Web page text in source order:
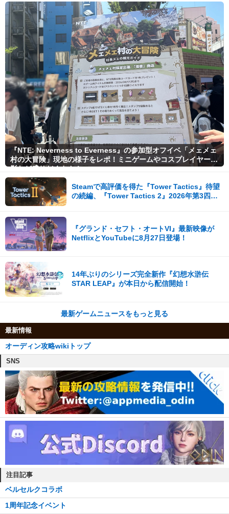
『NTE: Neverness to Everness』の参加型オフイベ「メェメェ
村の大冒険」現地の様子をレポ！ミニゲームやコスプレイヤー撮
影など盛りだくさん！
Steamで高評価を得た『Tower Tactics』待望
の続編、『Tower Tactics 2』2026年第3四半
『グランド・セフト・オートVI』最新映像が
NetflixとYouTubeに8月27日登場！
14年ぶりのシリーズ完全新作『幻想水滸伝
STAR LEAP』が本日から配信開始！
最新ゲームニュースをもっと見る
最新情報
オーディン攻略wikiトップ
SNS
注目記事
ベルセルクコラボ
1周年記念イベント